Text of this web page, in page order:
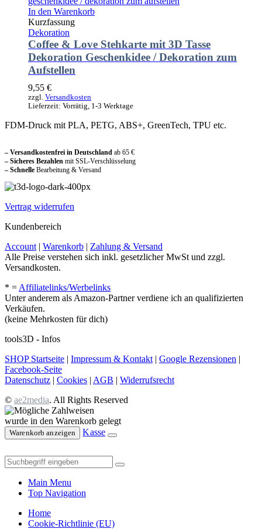
In den Warenkorb
Kurzfassung
Dekoration
Coffee & Love Stehkarte mit 3D Tasse
Dekoration Geschenkidee / Dekoration zum
Aufstellen
9,55 €
zzgl. Versandkosten
Lieferzeit: Vorrätig, 1-3 Werktage
FDM-Druck mit PLA, PETG, ABS+, GreenTech, TPU etc.
– Versandkostenfrei in Deutschland ab 65 €
– Sicheres Bezahlen mit SSL-Verschlüsselung
– Schnelle Bearbeitung & Versand
Vertrag widerrufen
Kundenbereich
Account | Warenkorb | Zahlung & Versand
Alle Preise verstehen sich inkl. gesetzlicher MwSt und zzgl.
Versandkosten.
* = Affiliatelinks/Werbelinks
Unter anderem als Amazon-Partner verdiene ich an qualifizierten
Verkäufen.
(keine Mehrkosten für dich)
tools3D - Infos
SHOP Startseite | Impressum & Kontakt | Google Rezensionen |
Facebook-Seite
Datenschutz | Cookies | AGB | Widerrufsrecht
© ae2media. All Rights Reserved
wurde in den Warenkorb gelegt
Warenkorb anzeigen Kasse
Main Menu
Top Navigation
Home
Cookie-Richtlinie (EU)